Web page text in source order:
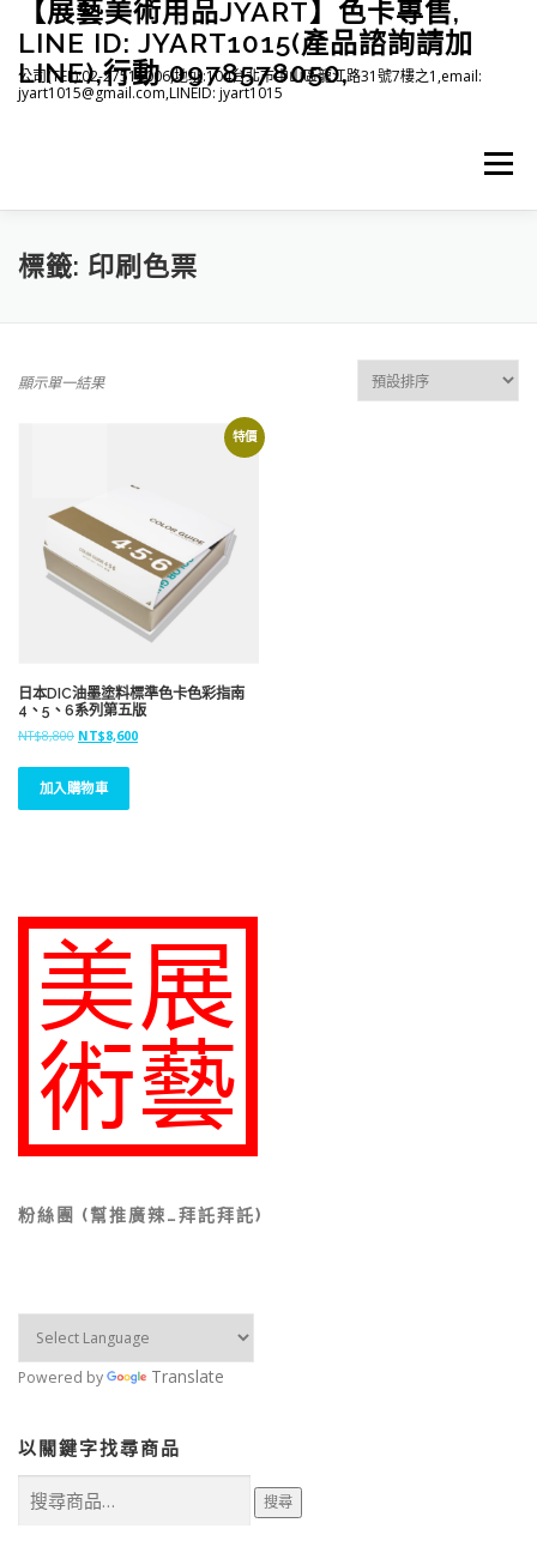
【展藝美術用品JYART】色卡專售,
LINE ID: JYART1015(產品諮詢請加
LINE),行動 0978578050,
公司(TEL):02-27515006,地址:104台北市中山區龍江路31號7樓之1,email:
jyart1015@gmail.com,LINEID: jyart1015
選單
首頁 紡織系列
標籤: 印刷色票
顯示單一結果
特價
日本DIC油墨塗料標準色卡色彩指南
4、5、6系列第五版
NT$8,800 原
格
,
0
0
。
NT$8,600目
,
加入購物車
粉絲團 (幫推廣辣…拜託拜託)
Powered by Translate
以關鍵字找尋商品
尋
搜尋